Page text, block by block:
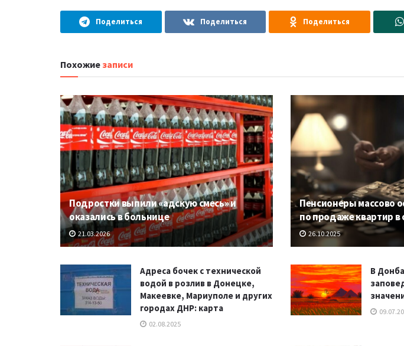
Поделиться Поделиться Поделиться
Похожие записи
Подростки выпили «адскую смесь» и
оказались в больнице
21.03.2026
Пенсионеры массово
по продаже квартир в
26.10.2025
Адреса бочек с технической
водой в розлив в Донецке,
Макеевке, Мариуполе и других
городах ДНР: карта
02.08.2025
В